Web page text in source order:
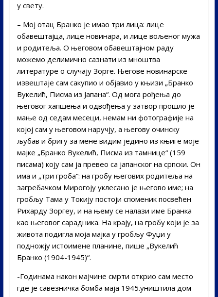
у свету.
– Мој отац Бранко је имао три лица: лице
обавештајца, лице новинара, и лице вољеног мужа
и родитеља. О његовом обавештајном раду
можемо делимично сазнати из мноштва
литературе о случају Зорге. Његове новинарске
извештаје сам сакупио и објавио у књизи „Бранко
Вукелић, Писма из Јапана“. Од мога рођења до
његовог хапшења и одвођења у затвор прошло је
мање од седам месеци, немам ни фотографије на
којој сам у његовом наручју, а његову очинску
љубав и бригу за мене видим једино из књиге моје
мајке „Бранко Вукелић, Писма из тамнице“ (159
писама) коју сам ја превео са јапанског на српски. Он
има и „три гроба“: на гробу његових родитеља на
загребачком Мирогоју уклесано је његово име; на
гробљу Тама у Токију постоји споменик посвећен
Рихарду Зоргеу, и на њему се налази име Бранка
као његовог сарадника. На крају, на гробу који је за
живота подигла моја мајка у гробљу Фуџи у
подножју истоимене планине, пише „Вукелић
Бранко (1904-1945)“.
-Годинама након мајчине смрти открио сам место
где је савезничка бомба маја 1945.уништила дом